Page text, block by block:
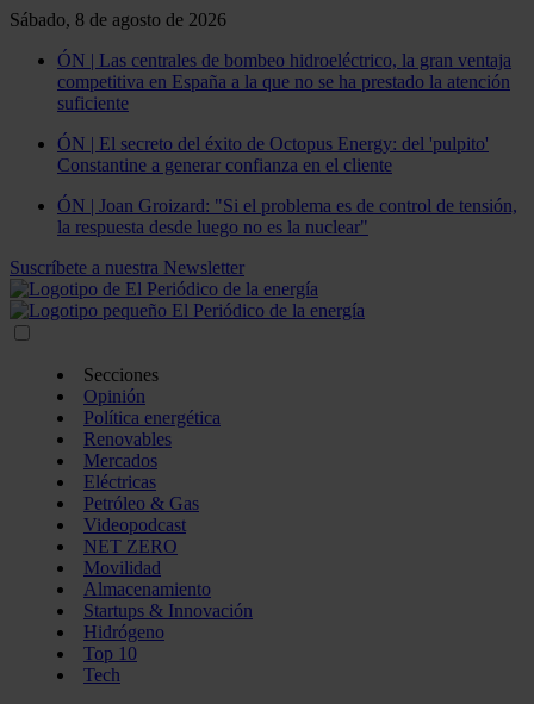
Sábado, 8 de agosto de 2026
ÓN | Las centrales de bombeo hidroeléctrico, la gran ventaja
competitiva en España a la que no se ha prestado la atención
suficiente
ÓN | El secreto del éxito de Octopus Energy: del 'pulpito'
Constantine a generar confianza en el cliente
ÓN | Joan Groizard: "Si el problema es de control de tensión,
la respuesta desde luego no es la nuclear"
Suscríbete a nuestra Newsletter
Secciones
Opinión
Política energética
Renovables
Mercados
Eléctricas
Petróleo & Gas
Videopodcast
NET ZERO
Movilidad
Almacenamiento
Startups & Innovación
Hidrógeno
Top 10
Tech